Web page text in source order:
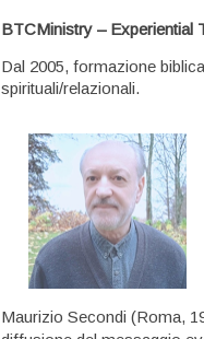
BTCMinistry – Experiential
Dal 2005, formazione
spirituali/relazionali.
Maurizio Secondi (Roma,